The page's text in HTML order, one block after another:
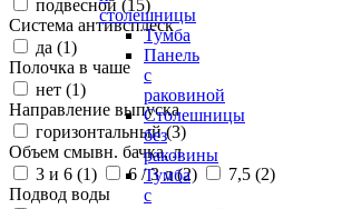
столешницы
Тумба
Панель
с
раковиной
Столешницы
без
раковины
Тумба
с
подвесной (15)
Система антивсплеск
да (1)
Полочка в чаше
нет (1)
Направление выпуска
горизонтальный (3)
Объем смывн. бачка, л
3 и 6 (1) 6 / 3 л (2) 7,5 (2)
Подвод воды